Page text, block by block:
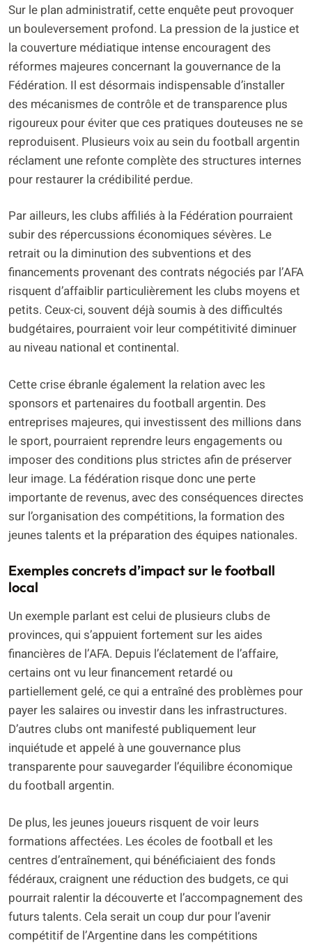
Sur le plan administratif, cette enquête peut provoquer
un bouleversement profond. La pression de la justice et
la couverture médiatique intense encouragent des
réformes majeures concernant la gouvernance de la
Fédération. Il est désormais indispensable d’installer
des mécanismes de contrôle et de transparence plus
rigoureux pour éviter que ces pratiques douteuses ne se
reproduisent. Plusieurs voix au sein du football argentin
réclament une refonte complète des structures internes
pour restaurer la crédibilité perdue.
Par ailleurs, les clubs affiliés à la Fédération pourraient
subir des répercussions économiques sévères. Le
retrait ou la diminution des subventions et des
financements provenant des contrats négociés par l’AFA
risquent d’affaiblir particulièrement les clubs moyens et
petits. Ceux-ci, souvent déjà soumis à des difficultés
budgétaires, pourraient voir leur compétitivité diminuer
au niveau national et continental.
Cette crise ébranle également la relation avec les
sponsors et partenaires du football argentin. Des
entreprises majeures, qui investissent des millions dans
le sport, pourraient reprendre leurs engagements ou
imposer des conditions plus strictes afin de préserver
leur image. La fédération risque donc une perte
importante de revenus, avec des conséquences directes
sur l’organisation des compétitions, la formation des
jeunes talents et la préparation des équipes nationales.
Exemples concrets d’impact sur le football
local
Un exemple parlant est celui de plusieurs clubs de
provinces, qui s’appuient fortement sur les aides
financières de l’AFA. Depuis l’éclatement de l’affaire,
certains ont vu leur financement retardé ou
partiellement gelé, ce qui a entraîné des problèmes pour
payer les salaires ou investir dans les infrastructures.
D’autres clubs ont manifesté publiquement leur
inquiétude et appelé à une gouvernance plus
transparente pour sauvegarder l’équilibre économique
du football argentin.
De plus, les jeunes joueurs risquent de voir leurs
formations affectées. Les écoles de football et les
centres d’entraînement, qui bénéficiaient des fonds
fédéraux, craignent une réduction des budgets, ce qui
pourrait ralentir la découverte et l’accompagnement des
futurs talents. Cela serait un coup dur pour l’avenir
compétitif de l’Argentine dans les compétitions